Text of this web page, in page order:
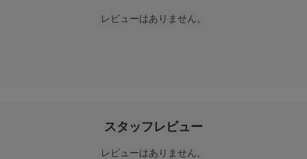
レビューはありません。
スタッフレビュー
レビューはありません。